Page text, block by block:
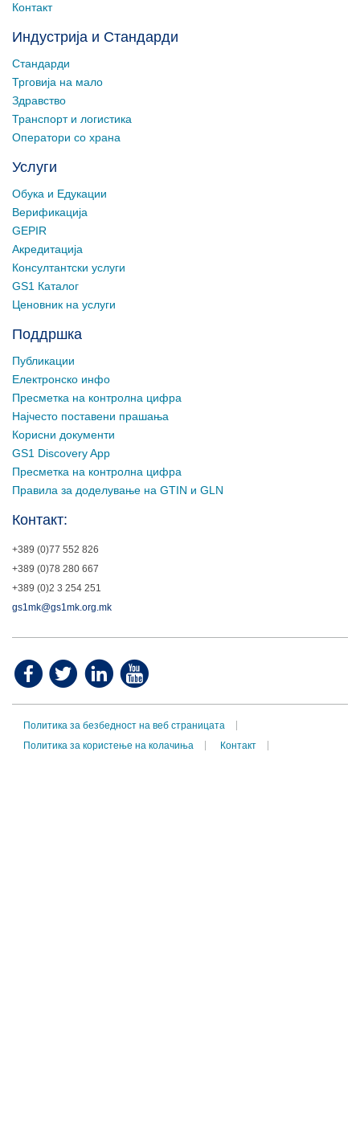
Контакт
Индустрија и Стандарди
Стандарди
Трговија на мало
Здравство
Транспорт и логистика
Оператори со храна
Услуги
Обука и Едукации
Верификација
GEPIR
Акредитација
Консултантски услуги
GS1 Каталог
Ценовник на услуги
Поддршка
Публикации
Електронско инфо
Пресметка на контролна цифра
Најчесто поставени прашања
Корисни документи
GS1 Discovery App
Пресметка на контролна цифра
Правила за доделување на GTIN и GLN
Контакт:
+389 (0)77 552 826
+389 (0)78 280 667
+389 (0)2 3 254 251
gs1mk@gs1mk.org.mk
Политика за безбедност на веб страницата
Политика за користење на колачиња
Контакт